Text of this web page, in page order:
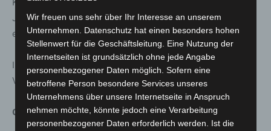
Jetzt werden wir aber erst beobachten, wie Vera sich
einlebt und wie sie auf die anderen Bären reagiert.“
In Yukon Bay heißt es daher: Adieu, Nana – Willkommen,
Vera!
Gefährdet
Wir freuen uns sehr über Ihr Interesse an unserem
Unternehmen. Datenschutz hat einen besonders hohen
Stellenwert für die Geschäftsleitung. Eine Nutzung der
Internetseiten ist grundsätzlich ohne jede Angabe
personenbezogener Daten möglich. Sofern eine
betroffene Person besondere Services unseres
Unternehmens über unsere Internetseite in Anspruch
nehmen möchte, könnte jedoch eine Verarbeitung
personenbezogener Daten erforderlich werden. Ist die